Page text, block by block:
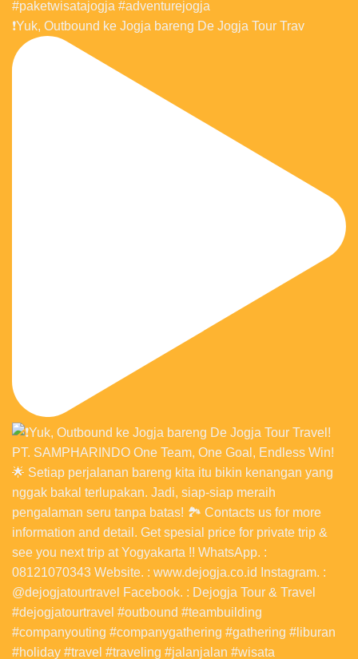
❗️Yuk, Outbound ke Jogja bareng De Jogja Tour Trav